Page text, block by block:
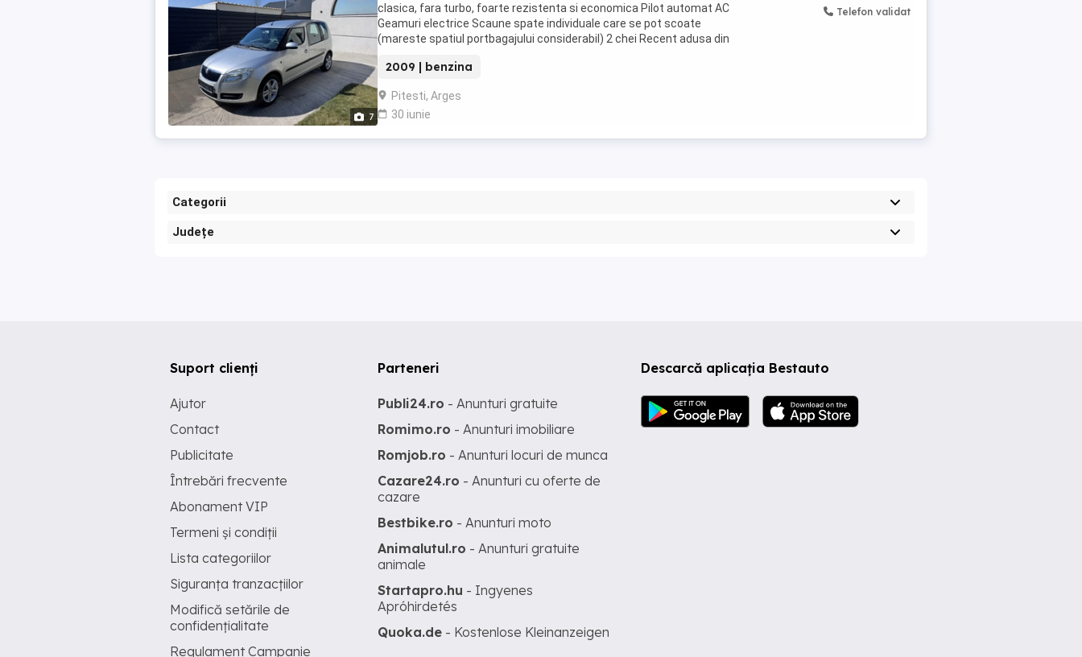
7
clasica, fara turbo, foarte rezistenta si economica Pilot automat AC
Geamuri electrice Scaune spate individuale care se pot scoate
(mareste spatiul portbagajului considerabil) 2 chei Recent adusa din
2009 | benzina
Pitesti, Arges
30 iunie
Telefon validat
Categorii
Județe
Descarcă aplicația Bestauto
Suport clienți
Ajutor
Contact
Publicitate
Întrebări frecvente
Abonament VIP
Termeni și condiții
Lista categoriilor
Siguranța tranzacțiilor
Modifică setările de
confidențialitate
Regulament Campanie
Parteneri
Publi24.ro - Anunturi gratuite
Romimo.ro - Anunturi imobiliare
Romjob.ro - Anunturi locuri de munca
Cazare24.ro - Anunturi cu oferte de
cazare
Bestbike.ro - Anunturi moto
Animalutul.ro - Anunturi gratuite
animale
Startapro.hu - Ingyenes
Apróhirdetés
Quoka.de - Kostenlose Kleinanzeigen